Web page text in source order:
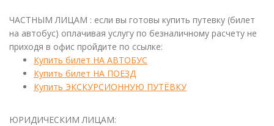
ЧАСТНЫМ ЛИЦАМ : если вы готовы купить путевку (билет
на автобус) оплачивая услугу по безналичному расчету не
приходя в офис пройдите по ссылке:
Купить билет НА АВТОБУС
Купить билет НА ПОЕЗД
Купить ЭКСКУРСИОННУЮ ПУТЁВКУ
ЮРИДИЧЕСКИМ ЛИЦАМ: